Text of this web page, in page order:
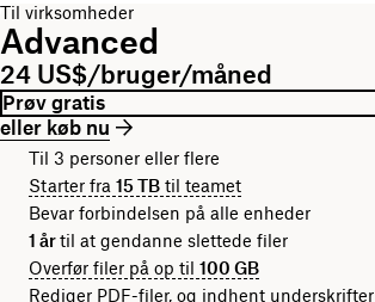
Til virksomheder
Advanced
24 US$/bruger/måned
Prøv gratis
eller køb nu
Til 3 personer eller flere
Starter fra 15 TB til teamet
Bevar forbindelsen på alle enheder
1 årtil at gendanne slettede filer
Overfør filer på op til 100 GB
Rediger PDF-filer, og indhent underskrifter